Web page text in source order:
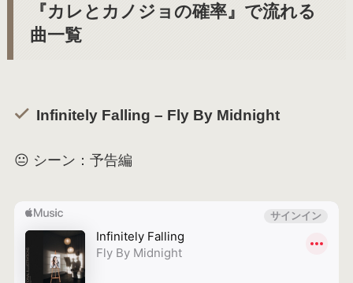
『カレとカノジョの確率』で流れる
曲一覧
Infinitely Falling – Fly By Midnight
😐 シーン：予告編